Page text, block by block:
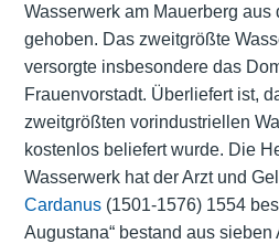
Wasserwerk am Mauerberg aus
gehoben. Das zweitgrößte
versorgte insbesondere das
Frauenvorstadt. Überliefert ist,
zweitgrößten vorindustriellen
kostenlos beliefert wurde. Die
Wasserwerk hat der Arzt und
Cardanus(1501-1576) 1554
Augustana“ bestand aus sieben